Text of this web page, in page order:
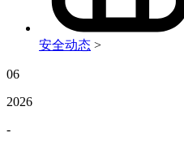
安全动态 >
06
2026
-